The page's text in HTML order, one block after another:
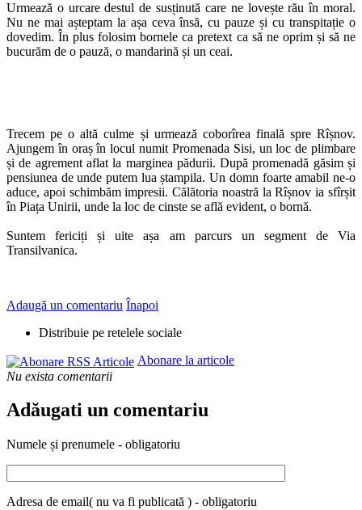
Urmează o urcare destul de susținută care ne lovește rău în moral.
Nu ne mai așteptam la așa ceva însă, cu pauze și cu transpitație o
dovedim. În plus folosim bornele ca pretext ca să ne oprim și să ne
bucurăm de o pauză, o mandarină și un ceai.
Trecem pe o altă culme și urmează coborîrea finală spre Rîșnov.
Ajungem în oraș în locul numit Promenada Sisi, un loc de plimbare
și de agrement aflat la marginea pădurii. După promenadă găsim și
pensiunea de unde putem lua ștampila. Un domn foarte amabil ne-o
aduce, apoi schimbăm impresii. Călătoria noastră la Rîșnov ia sfîrșit
în Piața Unirii, unde la loc de cinste se află evident, o bornă.
Suntem fericiți și uite așa am parcurs un segment de Via
Transilvanica.
Adaugă un comentariu Înapoi
Distribuie pe retelele sociale
Abonare la articole
Nu exista comentarii
Adăugati un comentariu
Numele și prenumele - obligatoriu
Adresa de email( nu va fi publicată ) - obligatoriu